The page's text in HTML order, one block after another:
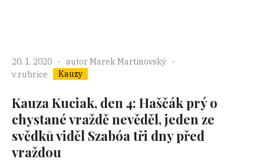
20. 1. 2020 autor Marek Martinovský
v rubrice
Kauzy
Kauza Kuciak, den 4: Haščák prý o
chystané vraždě nevěděl, jeden ze
svědků viděl Szabóa tři dny před
vraždou